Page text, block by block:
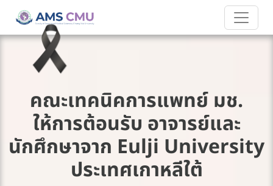
คณะเทคนิคการแพทย์ มช.
ให้การต้อนรับ อาจารย์และ
นักศึกษาจาก Eulji University
ประเทศเกาหลีใต้